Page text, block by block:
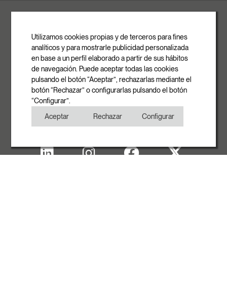
Ronda de la Font Grossa, 15 Pol. Ind. La Gavarra
08540 Centelles | Barcelona
E-mail
info@rovasi.com
Telefon
+34 93 881 37 13
Utilizamos cookies propias y de terceros para fines
analíticos y para mostrarle publicidad personalizada
en base a un perfil elaborado a partir de sus hábitos
de navegación. Puede aceptar todas las cookies
pulsando el botón “Aceptar”, rechazarlas mediante el
botón “Rechazar” o configurarlas pulsando el botón
“Configurar”.
Aceptar
Rechazar Configurar